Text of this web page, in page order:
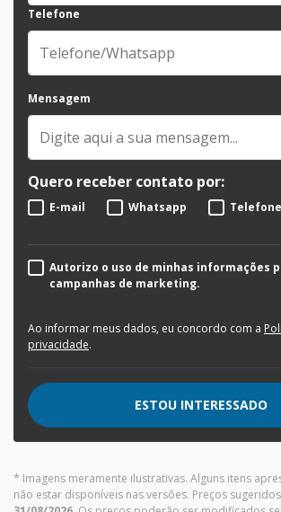
Telefone
Mensagem
Quero receber contato por:
E-mail Whatsapp Telefone
Autorizo o uso de minhas informações
campanhas de marketing.
Ao informar meus dados, eu concordo com a
privacidade.
ESTOU INTERESSADO
* Imagens meramente ilustrativas. Alguns itens
não estar disponíveis nas versões. Preços